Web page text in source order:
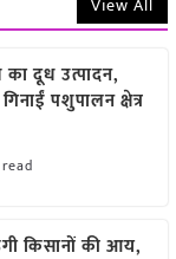
दूध उत्पादन,
पशुपालन क्षेत्र
किसानों की आय,